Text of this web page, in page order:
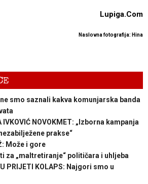
Lupiga.Com
Naslovna fotografija: Hina
smo saznali kakva komunjarska banda
IVKOVIĆ NOVOKMET: „Izborna kampanja
prakse“
Može i gore
za „maltretiranje“ političara i uhljeba
PRIJETI KOLAPS: Najgori smo u